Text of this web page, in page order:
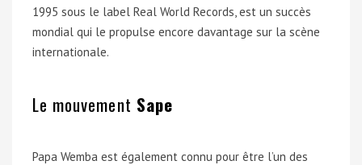
1995 sous le label Real World Records, est un succès
mondial qui le propulse encore davantage sur la scène
internationale.
Le mouvement Sape
Papa Wemba est également connu pour être l’un des